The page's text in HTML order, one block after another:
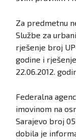
Za predmetnu
Službe za
rješenje broj
godine i
22.06.2012.
Federalna
imovinom na
Sarajevo broj
dobila je